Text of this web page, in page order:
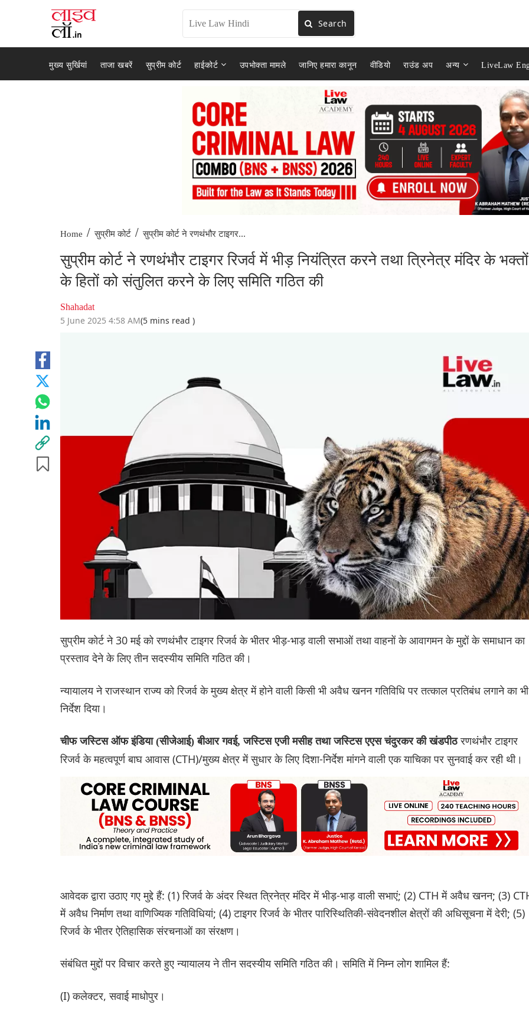
Search
मुख्य सुर्खियां ताजा खबरें सुप्रीम कोर्ट हाईकोर्ट उपभोक्ता मामले जानिए हमारा कानून वीडियो राउंड अप अन्य LiveLaw
Home / सुप्रीम कोर्ट / सुप्रीम कोर्ट ने रणथंभौर टाइगर...
सुप्रीम कोर्ट ने रणथंभौर टाइगर रिजर्व में भीड़ नियंत्रित करने तथा त्रिनेत्र मंदिर के भक्तों
के हितों को संतुलित करने के लिए समिति गठित की
Shahadat
5 June 2025 4:58 AM(5 mins read )
सुप्रीम कोर्ट ने 30 मई को रणथंभौर टाइगर रिजर्व के भीतर भीड़-भाड़ वाली सभाओं तथा वाहनों के आवागमन के मुद्दों के समाधान का
प्रस्ताव देने के लिए तीन सदस्यीय समिति गठित की।
न्यायालय ने राजस्थान राज्य को रिजर्व के मुख्य क्षेत्र में होने वाली किसी भी अवैध खनन गतिविधि पर तत्काल प्रतिबंध लगाने का भी
निर्देश दिया।
चीफ जस्टिस ऑफ इंडिया (सीजेआई) बीआर गवई, जस्टिस एजी मसीह तथा जस्टिस एएस चंदुरकर की खंडपीठरणथंभौर टाइगर
रिजर्व के महत्वपूर्ण बाघ आवास (CTH)/मुख्य क्षेत्र में सुधार के लिए दिशा-निर्देश मांगने वाली एक याचिका पर सुनवाई कर रही थी।
आवेदक द्वारा उठाए गए मुद्दे हैं: (1) रिजर्व के अंदर स्थित त्रिनेत्र मंदिर में भीड़-भाड़ वाली सभाएं; (2) CTH में अवैध खनन; (3)
में अवैध निर्माण तथा वाणिज्यिक गतिविधियां; (4) टाइगर रिजर्व के भीतर पारिस्थितिकी-संवेदनशील क्षेत्रों की अधिसूचना में देरी; (5)
रिजर्व के भीतर ऐतिहासिक संरचनाओं का संरक्षण।
संबंधित मुद्दों पर विचार करते हुए न्यायालय ने तीन सदस्यीय समिति गठित की। समिति में निम्न लोग शामिल हैं:
(I) कलेक्टर, सवाई माधोपुर।